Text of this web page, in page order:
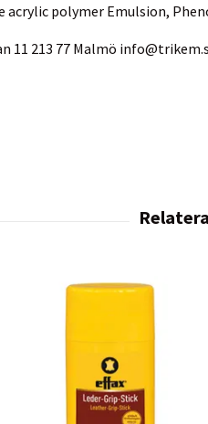
acrylic polymer Emulsion,
11 213 77 Malmö